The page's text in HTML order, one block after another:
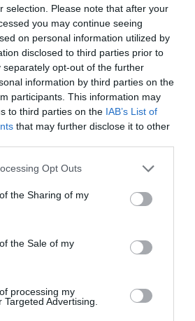
selection. Please note that after your
you may continue seeing
on personal information utilized by
disclosed to third parties prior to
separately opt-out of the further
information by third parties on the
participants. This information may
to third parties on the IAB’s List of
that may further disclose it to other
app uses one or more Google
or usage behaviour. You may click to
Google and its third-party tags to
specified purposes in below Google
Opt Outs
the Sharing of my
the Sale of my
processing my
Advertising.
την περίοδο
εξαιτίας
στα μάτια, σε ένα
κέντρο της
ασθενείς είχαν ηλικία
έως 80 ετών. Όπως
οι πτώσεις
(ευθύνονταν για ένα στα
Οι περισσότεροι
λόγω πτώσεων
ηλικίας άνω των 60
τους καυγάδες.
ίδια έρευνα, η οποία